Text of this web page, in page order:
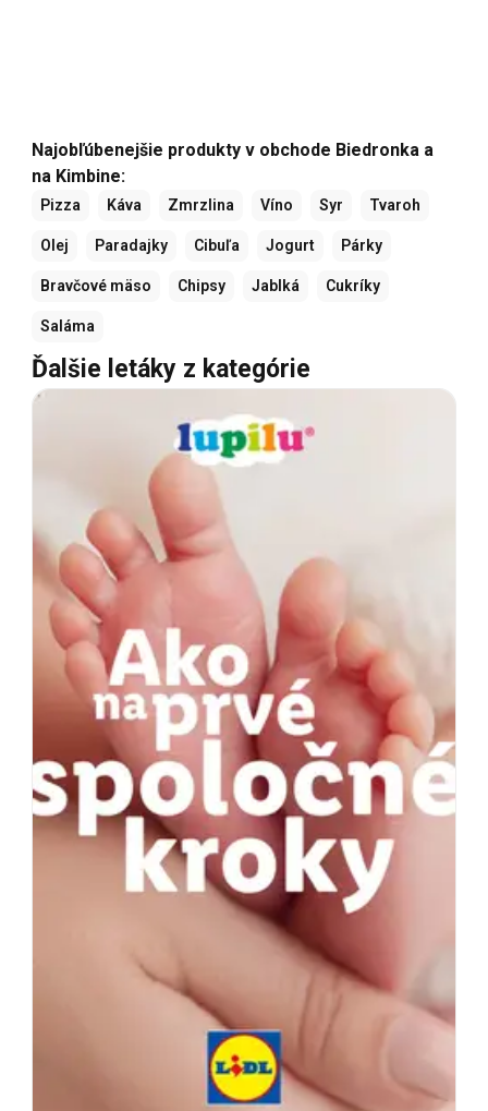
Najobľúbenejšie produkty v obchode Biedronka a
na Kimbine:
Pizza Káva Zmrzlina Víno Syr Tvaroh
Olej Paradajky Cibuľa Jogurt Párky
Bravčové mäso Chipsy Jablká Cukríky
Saláma
Ďalšie letáky z kategórie